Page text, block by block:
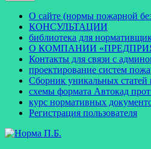
О сайте (нормы пожарной
КОНСУЛЬТАЦИИ
библиотека для
О КОМПАНИИ
Контакты для связи с
проектирование систем
Сборник уникальных статей
схемы формата Автокад
курс нормативных
Регистрация пользователя